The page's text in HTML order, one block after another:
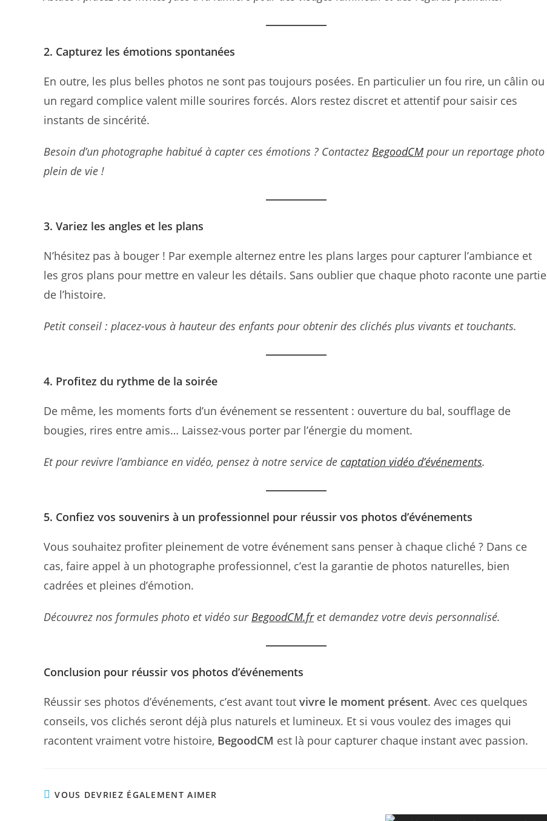
2. Capturez les émotions spontanées
En outre, les plus belles photos ne sont pas toujours posées. En particulier un fou rire, un câlin ou
un regard complice valent mille sourires forcés. Alors restez discret et attentif pour saisir ces
instants de sincérité.
Besoin d’un photographe habitué à capter ces émotions ? Contactez BegoodCM pour un reportage photo
plein de vie !
3. Variez les angles et les plans
N’hésitez pas à bouger ! Par exemple alternez entre les plans larges pour capturer l’ambiance et
les gros plans pour mettre en valeur les détails. Sans oublier que chaque photo raconte une partie
de l’histoire.
Petit conseil : placez-vous à hauteur des enfants pour obtenir des clichés plus vivants et touchants.
4. Profitez du rythme de la soirée
De même, les moments forts d’un événement se ressentent : ouverture du bal, soufflage de
bougies, rires entre amis… Laissez-vous porter par l’énergie du moment.
Et pour revivre l’ambiance en vidéo, pensez à notre service de captation vidéo d’événements.
5. Confiez vos souvenirs à un professionnel pour réussir vos photos d’événements
Vous souhaitez profiter pleinement de votre événement sans penser à chaque cliché ? Dans ce
cas, faire appel à un photographe professionnel, c’est la garantie de photos naturelles, bien
cadrées et pleines d’émotion.
Découvrez nos formules photo et vidéo surBegoodCM.fret demandez votre devis personnalisé.
Conclusion pour réussir vos photos d’événements
Réussir ses photos d’événements, c’est avant tout vivre le moment présent. Avec ces quelques
conseils, vos clichés seront déjà plus naturels et lumineux. Et si vous voulez des images qui
racontent vraiment votre histoire, BegoodCM est là pour capturer chaque instant avec passion.
VOUS DEVRIEZ ÉGALEMENT AIMER